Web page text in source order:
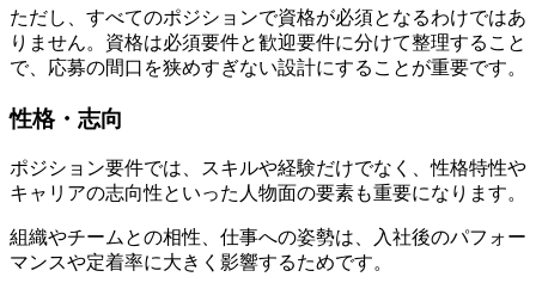
ただし、すべてのポジションで資格が必須となるわけではあ
りません。資格は必須要件と歓迎要件に分けて整理すること
で、応募の間口を狭めすぎない設計にすることが重要です。
性格・志向
ポジション要件では、スキルや経験だけでなく、性格特性や
キャリアの志向性といった人物面の要素も重要になります。
組織やチームとの相性、仕事への姿勢は、入社後のパフォー
マンスや定着率に大きく影響するためです。